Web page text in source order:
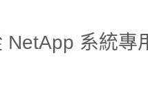
NetApp 系統專